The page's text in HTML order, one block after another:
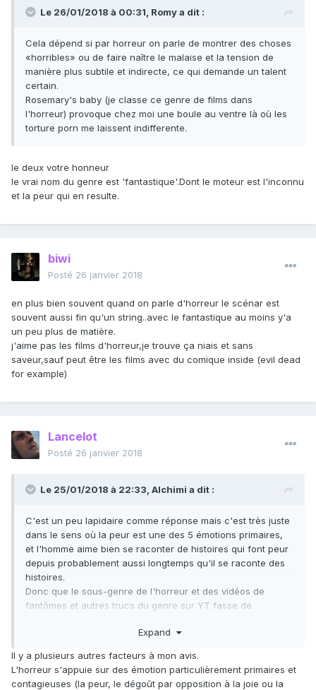
Le 26/01/2018 à 00:31, Romya dit :
Cela dépend si par horreur on parle de montrer des choses
«horribles» ou de faire naître le malaise et la tension de
manière plus subtile et indirecte, ce qui demande un talent
certain.
Rosemary's baby (je classe ce genre de films dans
l'horreur) provoque chez moi une boule au ventre là où les
torture porn me laissent indifferente.
le deux votre honneur
le vrai nom du genre est 'fantastique'.Dont le moteur est l'inconnu
et la peur qui en resulte.
biwi
Posté 26 janvier 2018
en plus bien souvent quand on parle d'horreur le scénar est
souvent aussi fin qu'un string..avec le fantastique au moins y'a
un peu plus de matière.
j'aime pas les films d'horreur,je trouve ça niais et sans
saveur,sauf peut être les films avec du comique inside (evil dead
for example)
Lancelot
Posté 26 janvier 2018
Le 25/01/2018 à 22:33, Alchimi a dit :
C'est un peu lapidaire comme réponse mais c'est très juste
dans le sens où la peur est une des 5 émotions primaires,
et l'homme aime bien se raconter de histoires qui font peur
depuis probablement aussi longtemps qu'il se raconte des
histoires.
Donc que le sous-genre de l'horreur et des vidéos de
fantômes et autres trucs du genre sur YT fasse de
Expand
Il y a plusieurs autres facteurs à mon avis.
L'horreur s'appuie sur des émotion particulièrement primaires et
contagieuses (la peur, le dégoût par opposition à la joie ou la